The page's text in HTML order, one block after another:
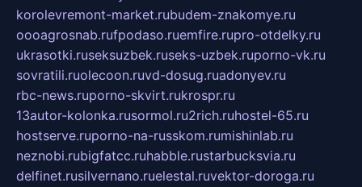
korolevremont-market.rubudem-znakomye.ru
oooagrosnab.rufpodaso.ruemfire.rupro-otdelky.ru
ukrasotki.ruseksuzbek.ruseks-uzbek.ruporno-vk.ru
sovratili.ruolecoon.ruvd-dosug.ruadonyev.ru
rbc-news.ruporno-skvirt.rukrospr.ru
13autor-kolonka.rusormol.ru2rich.ruhostel-65.ru
hostserve.ruporno-na-russkom.rumishinlab.ru
neznobi.rubigfatcc.ruhabble.rustarbucksvia.ru
delfinet.rusilvernano.ruelestal.ruvektor-doroga.ru